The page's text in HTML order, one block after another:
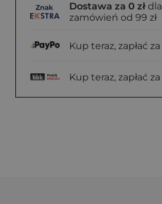
Dostawa za 0 zł dla
zamówień od 99 zł
Kup teraz, zapłać za
Kup teraz, zapłać za